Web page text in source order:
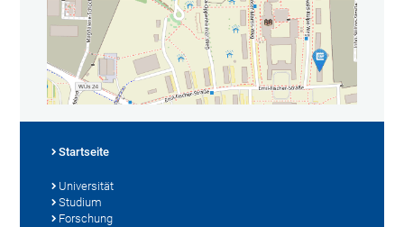
Startseite
Universität
Studium
Forschung